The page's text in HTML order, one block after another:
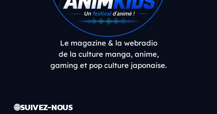
Le magazine & la webradio
de la culture manga, anime,
gaming et pop culture japonaise.
🌐 SUIVEZ-NOUS